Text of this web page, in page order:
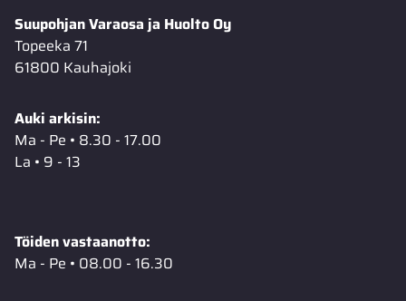
Suupohjan Varaosa ja Huolto Oy
Topeeka 71
61800 Kauhajoki
Auki arkisin:
Ma - Pe • 8.30 - 17.00
La • 9 - 13
Töiden vastaanotto:
Ma - Pe • 08.00 - 16.30